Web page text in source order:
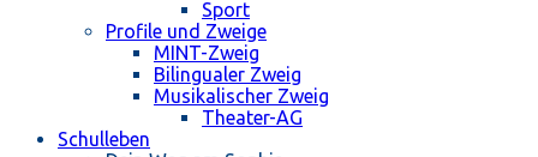
Sport
Profile und Zweige
MINT-Zweig
Bilingualer Zweig
Musikalischer Zweig
Theater-AG
Schulleben